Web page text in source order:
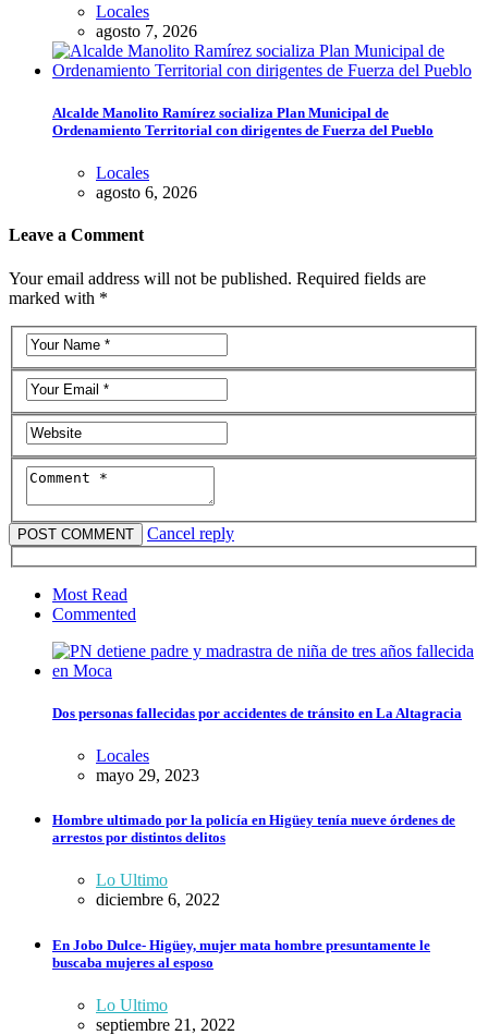
Locales
agosto 7, 2026
Alcalde Manolito Ramírez socializa Plan Municipal de
Ordenamiento Territorial con dirigentes de Fuerza del Pueblo
Locales
agosto 6, 2026
Leave a Comment
Your email address will not be published. Required fields are
marked with *
Cancel reply
Most Read
Commented
Dos personas fallecidas por accidentes de tránsito en La Altagracia
Locales
mayo 29, 2023
Hombre ultimado por la policía en Higüey tenía nueve órdenes de
arrestos por distintos delitos
Lo Ultimo
diciembre 6, 2022
En Jobo Dulce- Higüey, mujer mata hombre presuntamente le
buscaba mujeres al esposo
Lo Ultimo
septiembre 21, 2022